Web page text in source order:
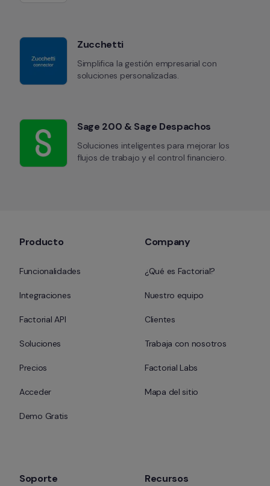
Zucchetti
Simplifica la gestión empresarial con
soluciones personalizadas.
Sage 200 & Sage Despachos
Soluciones inteligentes para mejorar los
flujos de trabajo y el control financiero.
Producto
Funcionalidades
Integraciones
Factorial API
Soluciones
Precios
Acceder
Demo Gratis
Company
¿Qué es Factorial?
Nuestro equipo
Clientes
Trabaja con nosotros
Factorial Labs
Mapa del sitio
Soporte Recursos